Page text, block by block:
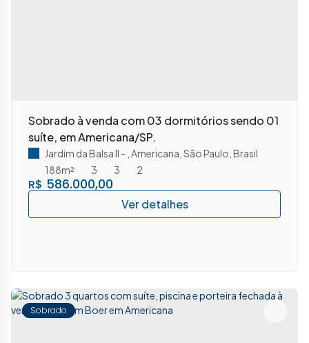
Sobrado à venda com 03 dormitórios sendo 01
suíte, em Americana/SP.
R$ 586.000,00
Jardim da Balsa II Americana São Paulo Brasil
3
3
188m² 2
Sobrado